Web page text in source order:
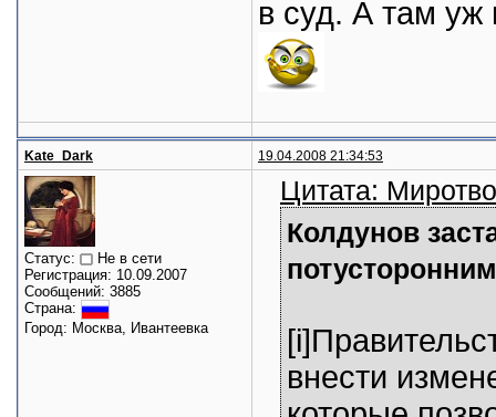
в суд. А там уж
Kate_Dark 19.04.2008 21:34:53
Статус:
Не в сети
Регистрация: 10.09.2007
Сообщений: 3885
Страна:
Город: Москва, Ивантеевка
Цитата:
Колдунов
внести